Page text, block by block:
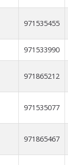
971535455
971533990
971865212
971535077
971865467